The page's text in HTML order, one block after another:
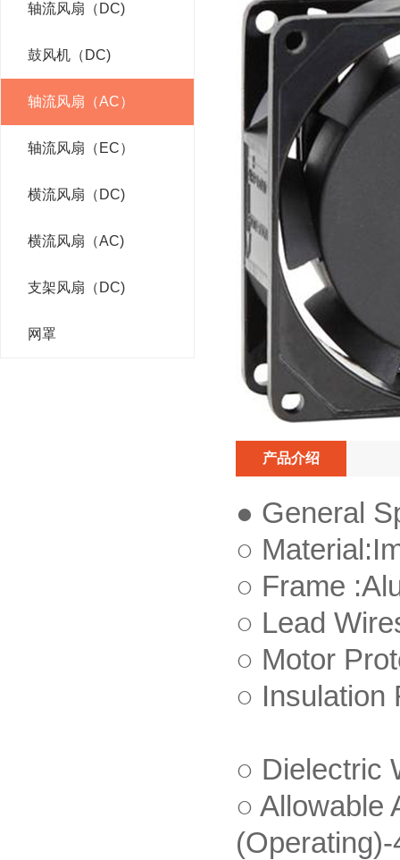
轴流风扇（DC)
鼓风机（DC)
轴流风扇（AC）
轴流风扇（EC）
横流风扇（DC)
横流风扇（AC)
支架风扇（DC)
网罩
产品介绍
●
○
○ Frame
○ Lead
○ Motor
○
○
○ Allowable